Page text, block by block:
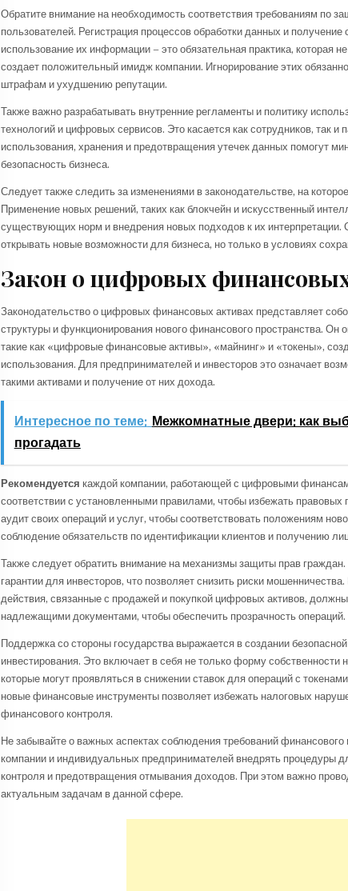
Обратите внимание на необходимость соответствия требованиям по
пользователей. Регистрация процессов обработки данных и получение
использование их информации – это обязательная практика, которая
создает положительный имидж компании. Игнорирование этих
штрафам и ухудшению репутации.
Также важно разрабатывать внутренние регламенты и политику
технологий и цифровых сервисов. Это касается как сотрудников, так и
использования, хранения и предотвращения утечек данных помогут
безопасность бизнеса.
Следует также следить за изменениями в законодательстве, на
Применение новых решений, таких как блокчейн и искусственный
существующих норм и внедрения новых подходов к их интерпретации.
открывать новые возможности для бизнеса, но только в условиях
Закон о цифровых
Законодательство о цифровых финансовых активах представляет
структуры и функционирования нового финансового пространства. Он
такие как «цифровые финансовые активы», «майнинг» и «токены»,
использования. Для предпринимателей и инвесторов это означает
такими активами и получение от них дохода.
Интересное по теме: Межкомнатные двери: как
прогадать
Рекомендуется каждой компании, работающей с цифровыми
соответствии с установленными правилами, чтобы избежать
аудит своих операций и услуг, чтобы соответствовать положениям
соблюдение обязательств по идентификации клиентов и получению
Также следует обратить внимание на механизмы защиты прав
гарантии для инвесторов, что позволяет снизить риски
действия, связанные с продажей и покупкой цифровых активов,
надлежащими документами, чтобы обеспечить прозрачность операций.
Поддержка со стороны государства выражается в создании
инвестирования. Это включает в себя не только форму собственности
которые могут проявляться в снижении ставок для операций с
новые финансовые инструменты позволяет избежать налоговых
финансового контроля.
Не забывайте о важных аспектах соблюдения требований финансового
компании и индивидуальных предпринимателей внедрять процедуры
контроля и предотвращения отмывания доходов. При этом важно
актуальным задачам в данной сфере.